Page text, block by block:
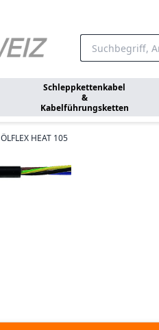
Schleppkettenkabel
&
Kabelführungsketten
ÖLFLEX HEAT 105